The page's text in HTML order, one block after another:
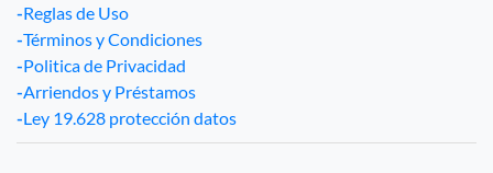
-Reglas de Uso
-Términos y Condiciones
-Politica de Privacidad
-Arriendos y Préstamos
-Ley 19.628 protección datos